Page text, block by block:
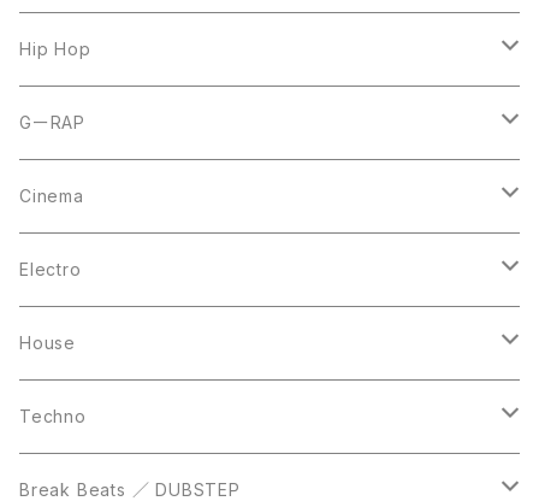
7inch
CD
12inch
10inch
Casette Tape
12inch
LP
Hip Hop
LP
12inch
CD
GーRAP
12inch
LP
Cinema
LP
12inch
DVD
Electro
12inch
LP
House
LP
12inch
Techno
12inch
Break Beats ／ DUBSTEP